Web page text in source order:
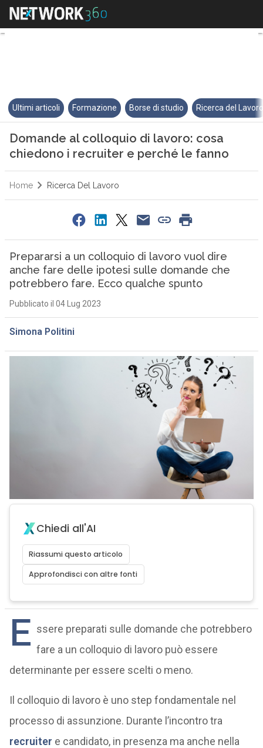
Domande al colloquio di
Ultimi articoli Formazione Borse di studio Ricerca del
Domande al colloquio di lavoro: cosa
chiedono i recruiter e perché le fanno
Home Ricerca Del Lavoro
Prepararsi a un colloquio di lavoro vuol dire
anche fare delle ipotesi sulle domande che
potrebbero fare. Ecco qualche spunto
Pubblicato il 04 Lug 2023
Simona Politini
Chiedi all'AI
Riassumi questo articolo
Approfondisci con altre fonti
E ssere preparati sulle domande che potrebbero
fare a un colloquio di lavoro può essere
determinante per essere scelti o meno.
Il colloquio di lavoro è uno step fondamentale nel
processo di assunzione. Durante l’incontro tra
recruiter e candidato, in presenza ma anche nella